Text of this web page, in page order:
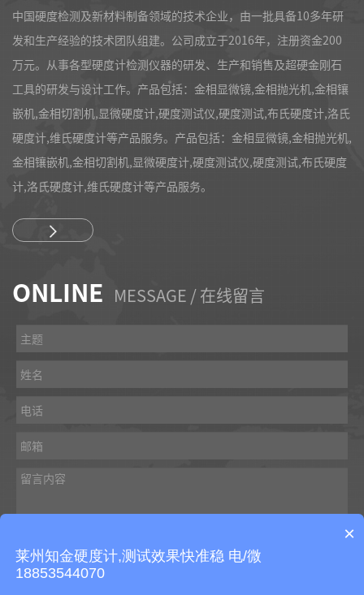
中国硬度检测及新材料制备领域的技术企业，由一批具备10多年研
发和生产经验的技术团队组建。公司成立于2016年，注册资金200
万元。从事各型硬度计检测仪器的研发、生产和销售及超硬金刚石
工具的研发与设计工作。产品包括：金相显微镜,金相抛光机,金相镶
嵌机,金相切割机,显微硬度计,硬度测试仪,硬度测试,布氏硬度计,洛氏
硬度计,维氏硬度计等产品服务。产品包括：金相显微镜,金相抛光机,
金相镶嵌机,金相切割机,显微硬度计,硬度测试仪,硬度测试,布氏硬度
计,洛氏硬度计,维氏硬度计等产品服务。
ONLINE MESSAGE / 在线留言
×
莱州知金硬度计,测试效果快准稳 电/微
18853544070